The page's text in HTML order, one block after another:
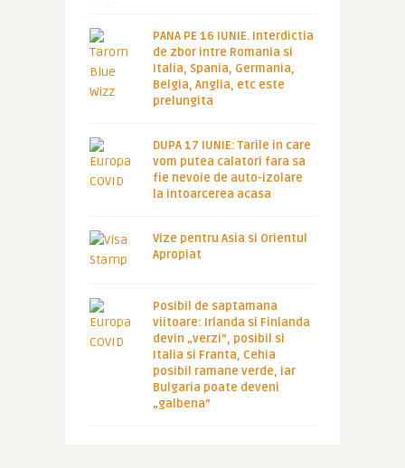
PANA PE 16 IUNIE. Interdictia
de zbor intre Romania si
Italia, Spania, Germania,
Belgia, Anglia, etc este
prelungita
DUPA 17 IUNIE: Tarile in care
vom putea calatori fara sa
fie nevoie de auto-izolare
la intoarcerea acasa
Vize pentru Asia si Orientul
Apropiat
Posibil de saptamana
viitoare: Irlanda si Finlanda
devin „verzi”, posibil si
Italia si Franta, Cehia
posibil ramane verde, iar
Bulgaria poate deveni
„galbena”